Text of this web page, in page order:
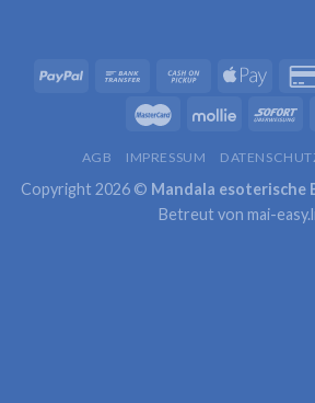
AGB IMPRESSUM
Copyright 2026 © Mandala esoterische
Betreut von mai-